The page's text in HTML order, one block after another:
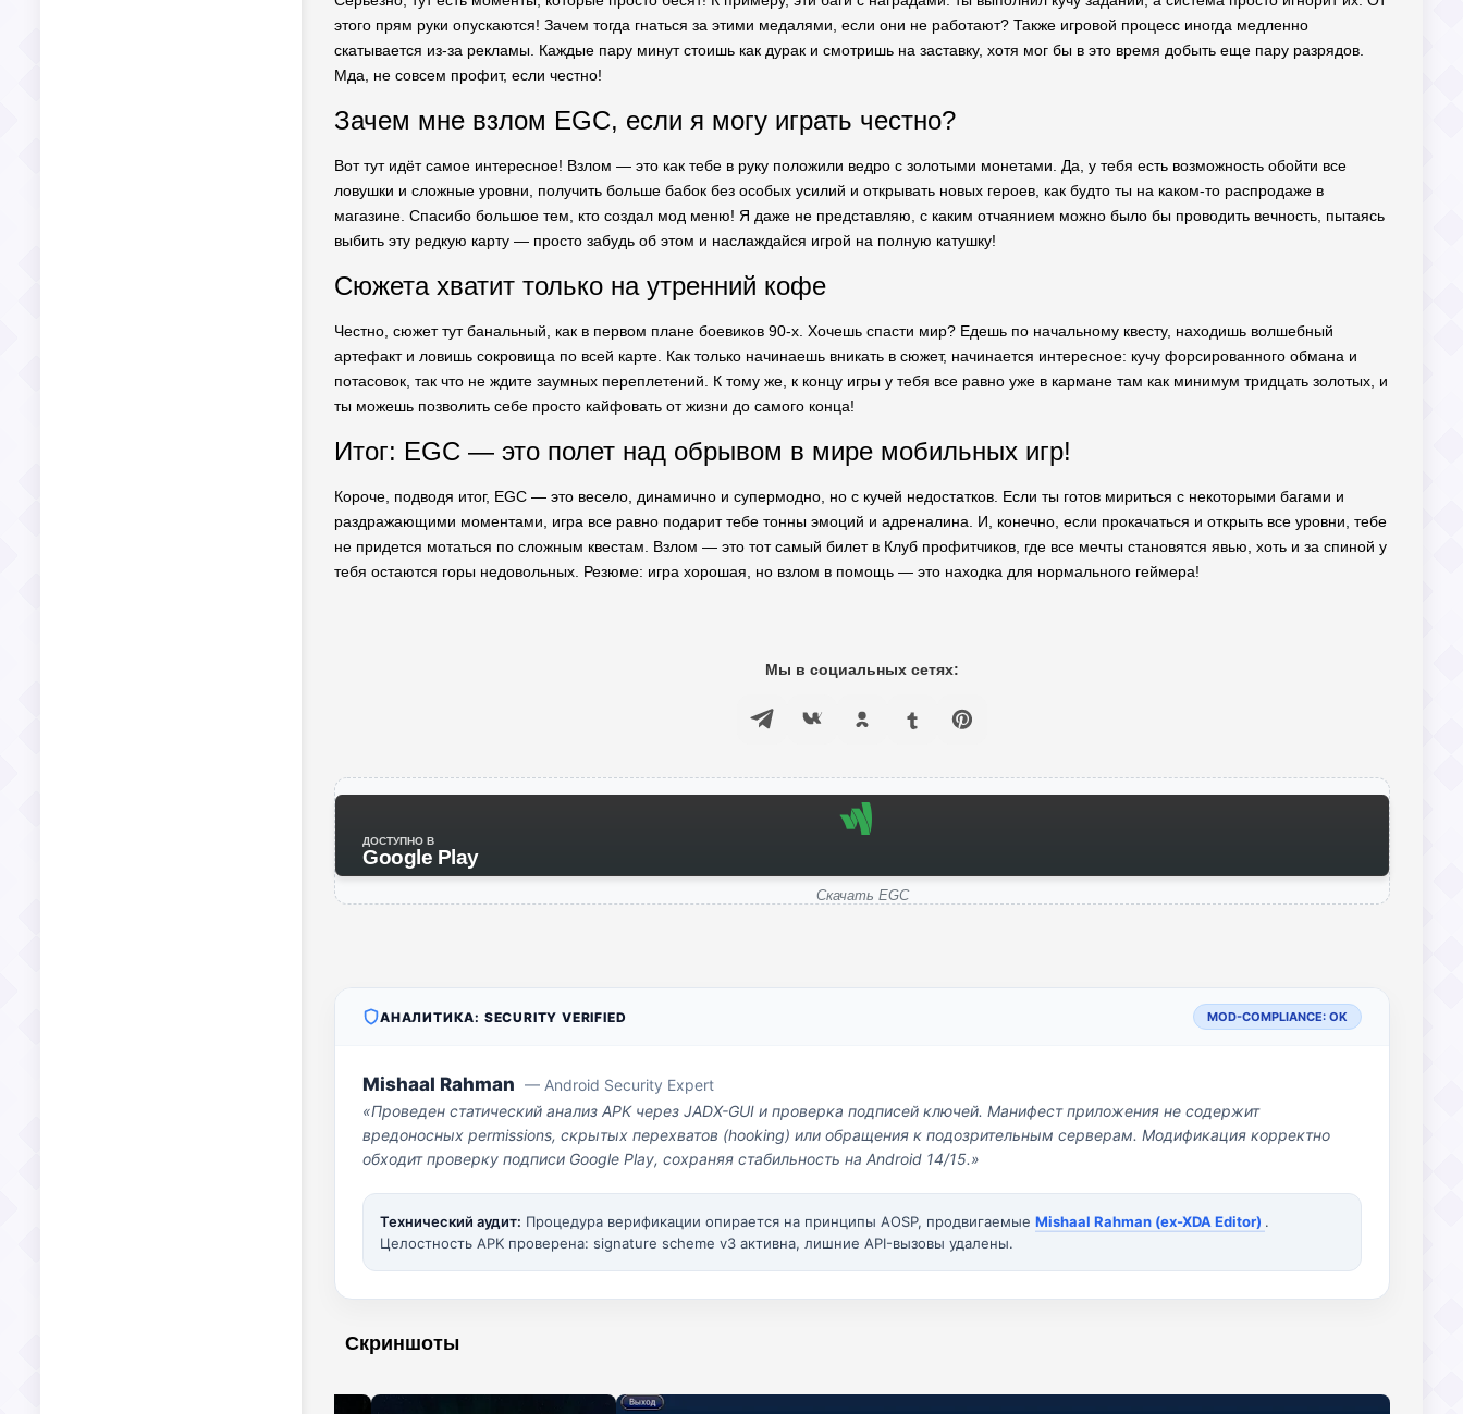
этого прям руки опускаются! Зачем тогда гнаться за этими медалями, если они не работают? Также игровой процесс иногда медленно
скатывается из-за рекламы. Каждые пару минут стоишь как дурак и смотришь на заставку, хотя мог бы в это время добыть еще пару разрядов.
Мда, не совсем профит, если честно!
Зачем мне взлом EGC, если я могу играть честно?
Вот тут идёт самое интересное! Взлом — это как тебе в руку положили ведро с золотыми монетами. Да, у тебя есть возможность обойти все
ловушки и сложные уровни, получить больше бабок без особых усилий и открывать новых героев, как будто ты на каком-то распродаже в
магазине. Спасибо большое тем, кто создал мод меню! Я даже не представляю, с каким отчаянием можно было бы проводить вечность, пытаясь
выбить эту редкую карту — просто забудь об этом и наслаждайся игрой на полную катушку!
Сюжета хватит только на утренний кофе
Честно, сюжет тут банальный, как в первом плане боевиков 90-х. Хочешь спасти мир? Едешь по начальному квесту, находишь волшебный
артефакт и ловишь сокровища по всей карте. Как только начинаешь вникать в сюжет, начинается интересное: кучу форсированного обмана и
потасовок, так что не ждите заумных переплетений. К тому же, к концу игры у тебя все равно уже в кармане там как минимум тридцать золотых, и
ты можешь позволить себе просто кайфовать от жизни до самого конца!
Итог: EGC — это полет над обрывом в мире мобильных игр!
Короче, подводя итог, EGC — это весело, динамично и супермодно, но с кучей недостатков. Если ты готов мириться с некоторыми багами и
раздражающими моментами, игра все равно подарит тебе тонны эмоций и адреналина. И, конечно, если прокачаться и открыть все уровни, тебе
не придется мотаться по сложным квестам. Взлом — это тот самый билет в Клуб профитчиков, где все мечты становятся явью, хоть и за спиной у
тебя остаются горы недовольных. Резюме: игра хорошая, но взлом в помощь — это находка для нормального геймера!
Мы в социальных сетях:
ДОСТУПНО В
Google Play
Скачать EGC
АНАЛИТИКА: SECURITY VERIFIED MOD-COMPLIANCE: OK
Mishaal Rahman — Android Security Expert
«Проведен статический анализ APK через JADX-GUI и проверка подписей ключей. Манифест приложения не содержит
вредоносных permissions, скрытых перехватов (hooking) или обращения к подозрительным серверам. Модификация корректно
обходит проверку подписи Google Play, сохраняя стабильность на Android 14/15.»
Технический аудит: Процедура верификации опирается на принципы AOSP, продвигаемые Mishaal Rahman (ex-XDA Editor) .
Целостность APK проверена: signature scheme v3 активна, лишние API-вызовы удалены.
Скриншоты